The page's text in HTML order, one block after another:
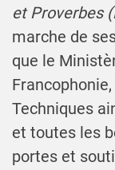
et Proverbes
marche de
que le
Techniques
et toutes les
portes et